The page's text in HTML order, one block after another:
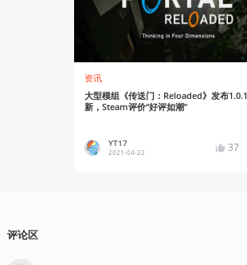
资讯
大型模组《传送门：Reloaded》发布
新，Steam评价“好评如潮”
YT17
2021-04-22 37
评论区